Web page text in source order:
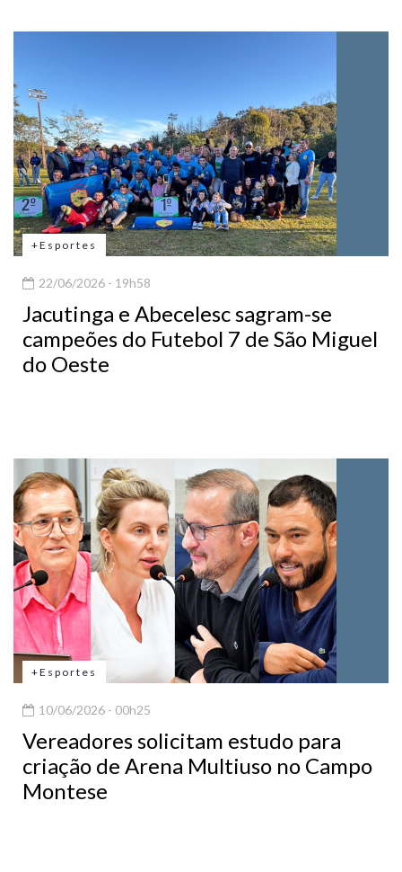
+Esportes
22/06/2026 - 19h58
Jacutinga e Abecelesc sagram-se
campeões do Futebol 7 de São Miguel
do Oeste
+Esportes
10/06/2026 - 00h25
Vereadores solicitam estudo para
criação de Arena Multiuso no Campo
Montese